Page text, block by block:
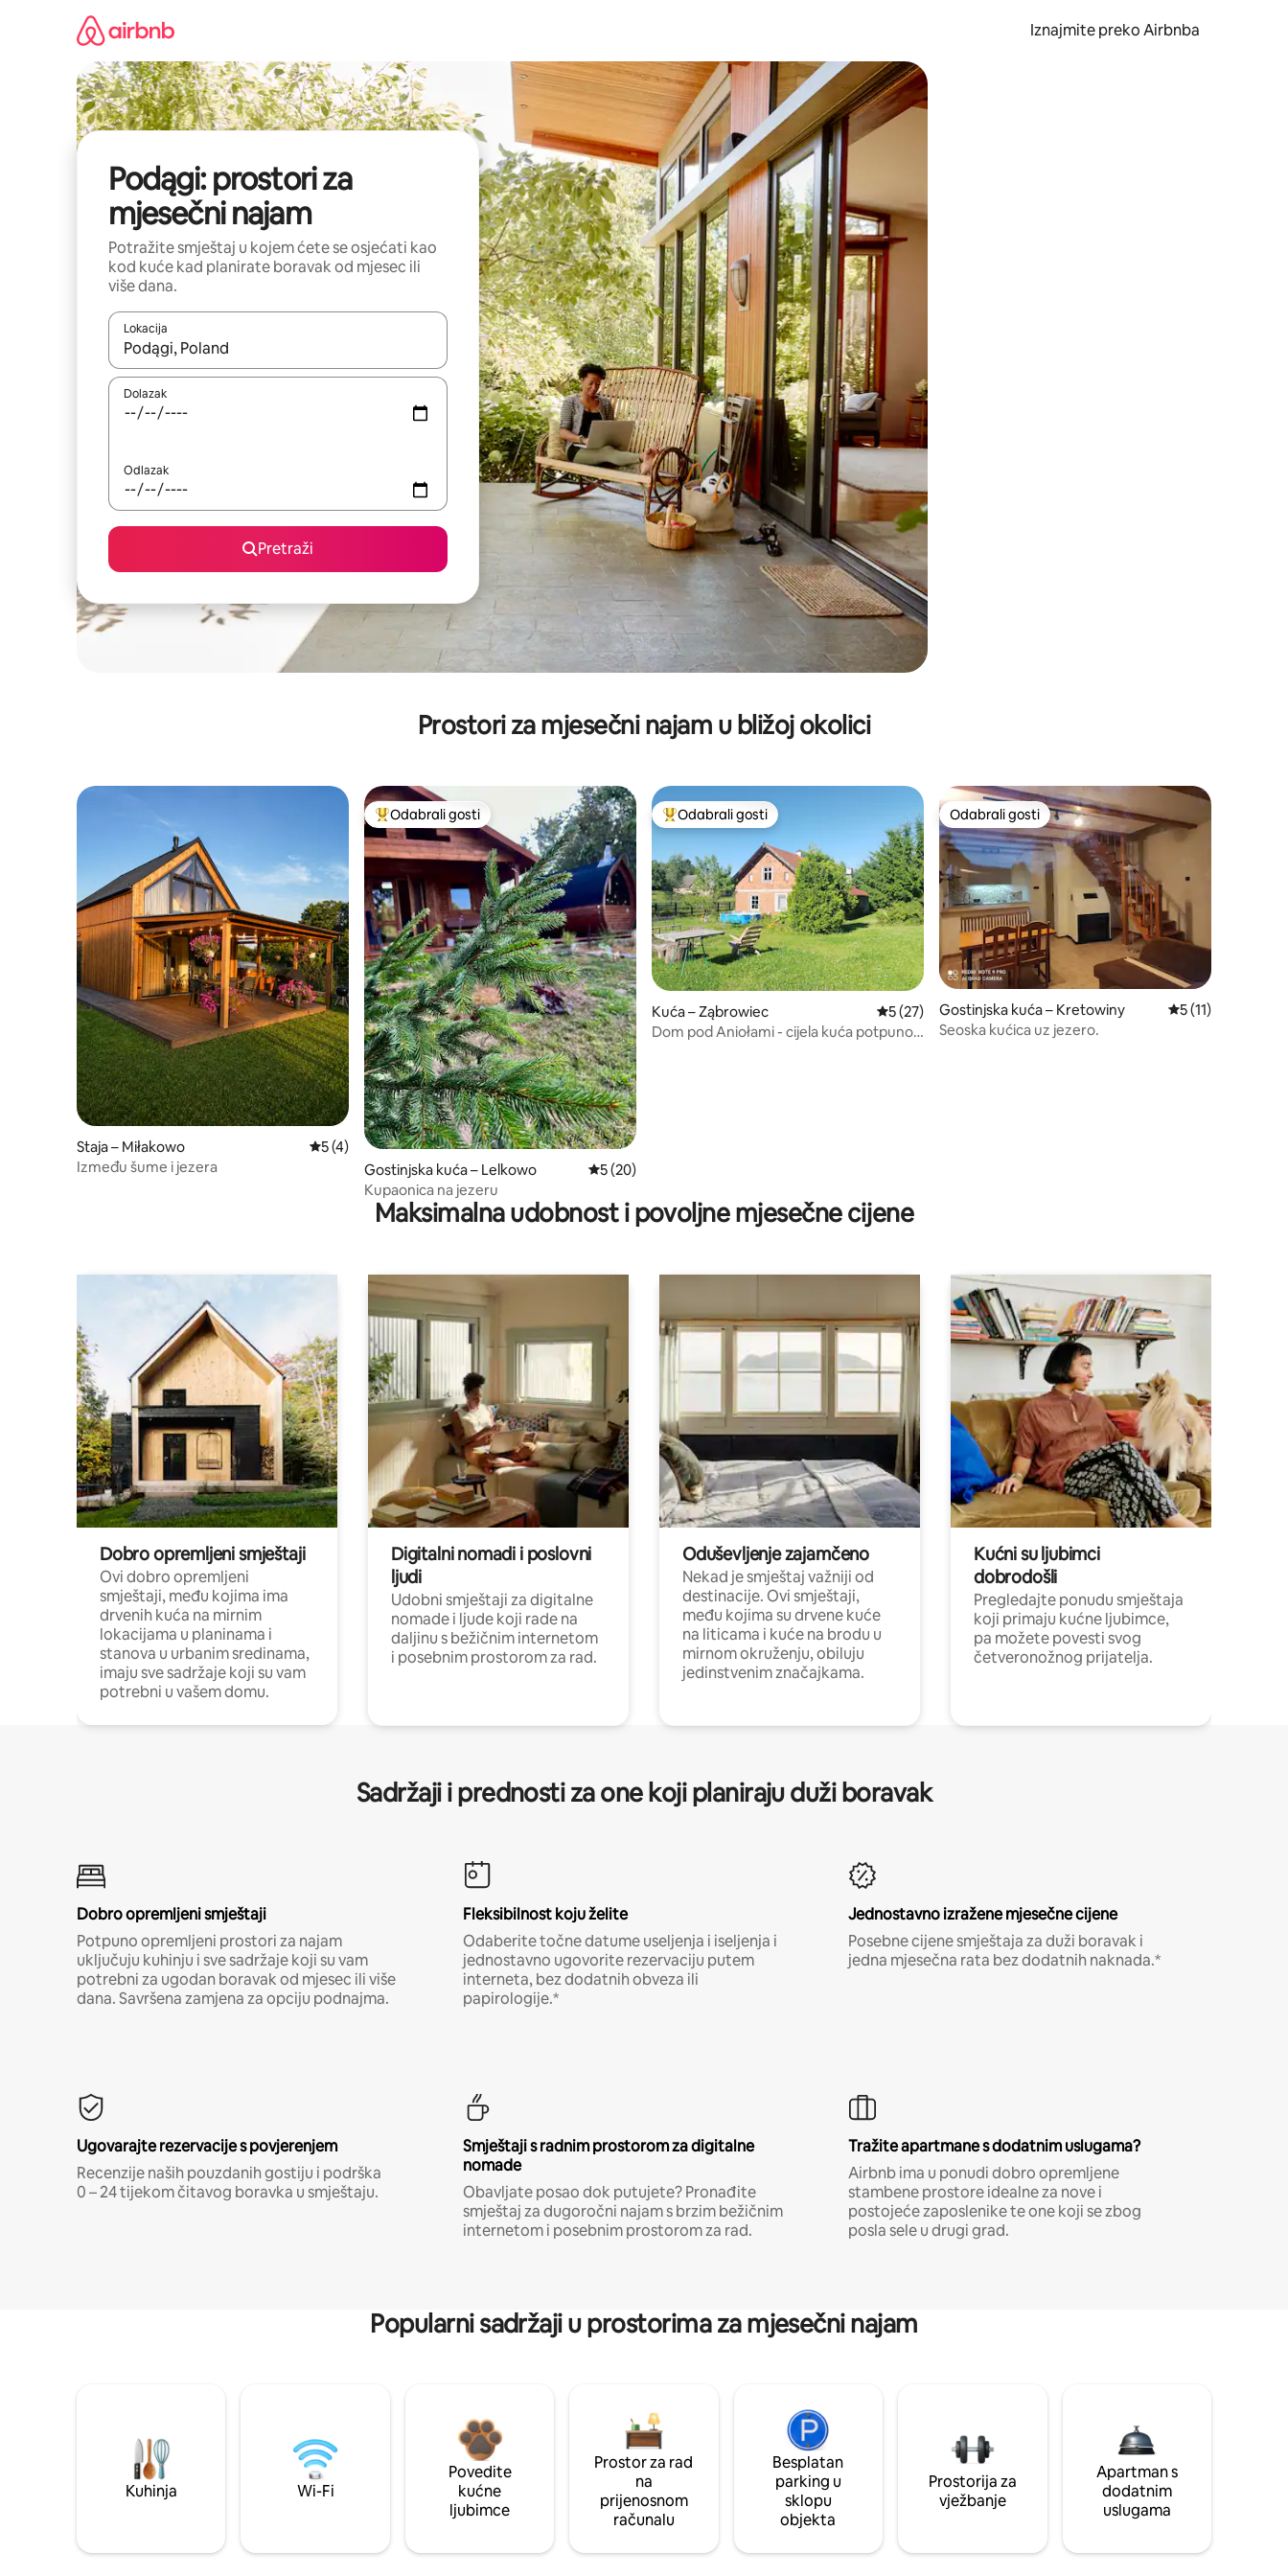
Iznajmite preko Airbnba
Podągi: prostori za
mjesečni najam
Potražite smještaj u kojem ćete se osjećati kao
kod kuće kad planirate boravak od mjesec ili
više dana.
Lokacija
Kada budu dostupni rezultati, moći ćete ih pregledati koristeći se strelicama prema gore i prema dolje, kao i dodirom ili prelaskom prstom po zaslonu.
Dolazak
Odlazak
Pretraži
Prostori za mjesečni najam u bližoj okolici
Staja – Miłakowo Prosječna ocjena: 5/5, recenzija: 4
5 (4)
Između šume i jezera
Među najviše rangiranima s oznakom „Odabrali gosti”
Odabrali gosti
Gostinjska kuća – Lelkowo Prosječna ocjena: 5/5, recenzija: 20
5 (20)
Kupaonica na jezeru
Među najviše rangiranima s oznakom „Odabrali gosti”
Odabrali gosti
Kuća – Ząbrowiec Prosječna ocjena: 5/5, recenzija: 27
5 (27)
Dom pod Aniołami - cijela kuća potpuno
Odabrali gosti
Odabrali gosti
Gostinjska kuća – Kretowiny Prosječna ocjena:
5 (11)
Seoska kućica uz jezero.
Maksimalna udobnost i povoljne mjesečne cijene
Dobro opremljeni smještaji
Ovi dobro opremljeni
smještaji, među kojima ima
drvenih kuća na mirnim
lokacijama u planinama i
stanova u urbanim sredinama,
imaju sve sadržaje koji su vam
potrebni u vašem domu.
Digitalni nomadi i poslovni
ljudi
Udobni smještaji za digitalne
nomade i ljude koji rade na
daljinu s bežičnim internetom
i posebnim prostorom za rad.
Oduševljenje zajamčeno
Nekad je smještaj važniji od
destinacije. Ovi smještaji,
među kojima su drvene kuće
na liticama i kuće na brodu u
mirnom okruženju, obiluju
jedinstvenim značajkama.
Kućni su ljubimci
dobrodošli
Pregledajte ponudu smještaja
koji primaju kućne ljubimce,
pa možete povesti svog
četveronožnog prijatelja.
Sadržaji i prednosti za one koji planiraju duži boravak
Dobro opremljeni smještaji
Potpuno opremljeni prostori za najam
uključuju kuhinju i sve sadržaje koji su vam
potrebni za ugodan boravak od mjesec ili više
dana. Savršena zamjena za opciju podnajma.
Fleksibilnost koju želite
Odaberite točne datume useljenja i iseljenja i
jednostavno ugovorite rezervaciju putem
interneta, bez dodatnih obveza ili
papirologije.*
Jednostavno izražene mjesečne cijene
Posebne cijene smještaja za duži boravak i
jedna mjesečna rata bez dodatnih naknada.*
Ugovarajte rezervacije s povjerenjem
Recenzije naših pouzdanih gostiju i podrška
0 – 24 tijekom čitavog boravka u smještaju.
Smještaji s radnim prostorom za digitalne
nomade
Obavljate posao dok putujete? Pronađite
smještaj za dugoročni najam s brzim bežičnim
internetom i posebnim prostorom za rad.
Tražite apartmane s dodatnim uslugama?
Airbnb ima u ponudi dobro opremljene
stambene prostore idealne za nove i
postojeće zaposlenike te one koji se zbog
posla sele u drugi grad.
Popularni sadržaji u prostorima za mjesečni najam
Kuhinja Wi-Fi
Povedite
kućne
ljubimce
Prostor za rad
na
prijenosnom
računalu
Besplatan
parking u
sklopu
objekta
Prostorija za
vježbanje
Apartman s
dodatnim
uslugama